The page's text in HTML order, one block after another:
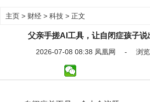
主页 > 财经 > 科技 > 正文
父亲手搓AI工具，让自闭症孩子说
2026-07-08 08:38 凤凰网 - 浏览